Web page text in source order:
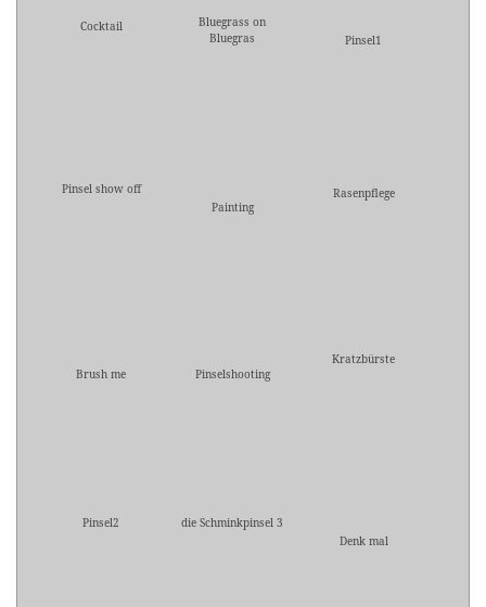
Cocktail
Bluegrass on
Bluegras
Pinsel1
Pinsel show off
Painting
Rasenpflege
Brush me Pinselshooting
Kratzbürste
Pinsel2
die Schminkpinsel 3
Denk mal